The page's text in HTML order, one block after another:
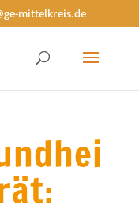
mittelkreis.de